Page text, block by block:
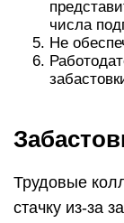
числа
Не
Трудовые
стачку из-за